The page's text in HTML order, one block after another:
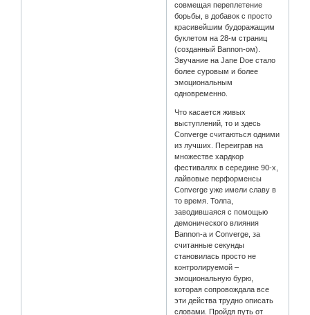
совмещая переплетение
борьбы, в добавок с просто
красивейшим будоражащим
буклетом на 28-м страниц
(созданный Bannon-ом).
Звучание на Jane Doe стало
более суровым и более
эмоциональным
одновременно.
Что касается живых
выступлений, то и здесь
Converge считаються одними
из лучших. Переиграв на
множестве хардкор
фестивалях в середине 90-х,
лайвовые перформенсы
Converge уже имели славу в
то время. Толпа,
заводившаяся с помощью
демонического влияния
Bannon-а и Converge, за
считанные секунды
становилась просто не
контролируемой –
эмоциональную бурю,
которая сопровождала все
эти действа трудно описать
словами. Пройдя путь от